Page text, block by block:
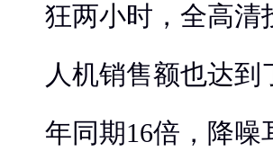
狂两小时，全高清
人机销售额也达
年同期16倍，降